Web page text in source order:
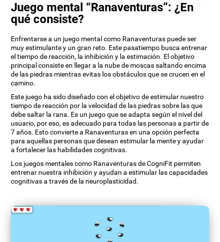
Juego mental “Ranaventuras”: ¿En
qué consiste?
Enfrentarse a un juego mental como Ranaventuras puede ser
muy estimulante y un gran reto. Este pasatiempo busca entrenar
el tiempo de reacción, la inhibición y la estimación. El objetivo
principal consiste en llegar a la nube de moscas saltando encima
de las piedras mientras evitas los obstáculos que se crucen en el
camino.
Este juego ha sido diseñado con el objetivo de estimular nuestro
tiempo de reacción por la velocidad de las piedras sobre las que
debe saltar la rana. Es un juego que se adapta según el nivel del
usuario, por eso, es adecuado para todas las personas a partir de
7 años. Esto convierte a Ranaventuras en una opción perfecta
para aquellas personas que desean estimular la mente y ayudar
a fortalecer las habilidades cognitivas.
Los juegos mentales como Ranaventuras de CogniFit permiten
entrenar nuestra inhibición y ayudan a estimular las capacidades
cognitivas a través de la neuroplasticidad.